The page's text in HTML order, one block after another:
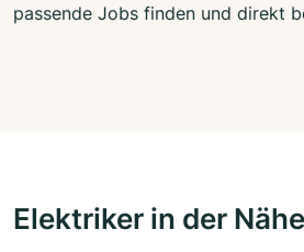
passende Jobs finden und direkt
Elektriker in der Nähe